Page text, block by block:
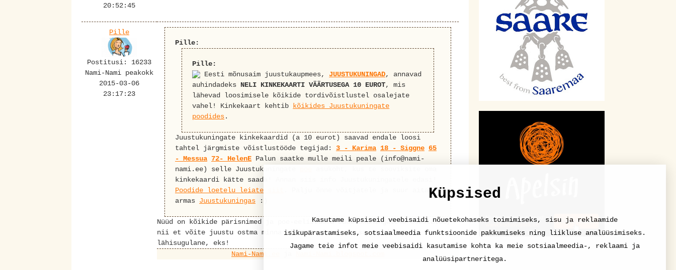
20:52:45
Pille
Postitusi: 16233
Nami-Nami peakokk
2015-03-06
23:17:23
Pille:
Pille:
Eesti mõnusaim juustukaupmees,JUUSTUKUNINGAD, annavad
auhindadeks NELI KINKEKAARTI VÄÄRTUSEGA 10 EUROT, mis
lähevad loosimisele kõikide tordivõistlustel osalejate
vahel! Kinkekaart kehtib
kõikides Juustukuningate
poodides.
Juustukuningate kinkekaardid (a 10 eurot) saavad endale loosi
tahtel järgmiste võistlustööde tegijad: 3 - Karima 18 - Siggne 65
- Messua 72- HelenE Palun saatke mulle meili peale (info@nami-
nami.ee) selle Juustukuningate
kinkekaardi kätte saada! Annan siis info Juustukuningatele edasi!
Poodide loetelu leiate siit
. Palju õnne võitjatele ja suur aitäh,
armas Juustukuningas :)
Nüüd on kõikide pärisnimed ja poe-eelistused Juustukuningatele edastatud,
nii et võite juustu ostma minna :) PS Karima - Sa saada siis too
lähisugulane, eks!
Nami-Nami.ee
Küpsised
Kasutame küpsiseid veebisaidi nõuetekohaseks toimimiseks, sisu ja reklaamide
isikupärastamiseks, sotsiaalmeedia funktsioonide pakkumiseks ning liikluse analüüsimiseks.
Jagame teie infot meie veebisaidi kasutamise kohta ka meie sotsiaalmeedia-, reklaami ja
analüüsipartneritega.